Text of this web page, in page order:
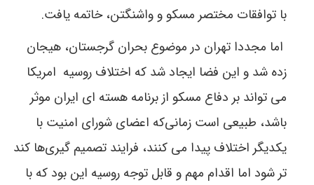
با توافقات مختصر مسکو و واشنگتن، خاتمه یافت.
اما مجددا تهران در موضوع بحران گرجستان، هیجان
زده شد و این فضا ایجاد شد که اختلاف روسیه امریکا
می تواند بر دفاع مسکو از برنامه هسته ای ایران موثر
باشد، طبیعی است زمانی‌که اعضای شورای امنیت با
یکدیگر اختلاف پیدا می کنند، فرایند تصمیم گیری‌ها کند
تر شود اما اقدام مهم و قابل توجه روسیه این بود که با